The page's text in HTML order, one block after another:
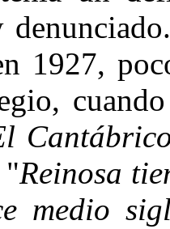
1927,
"Reinosa
medio